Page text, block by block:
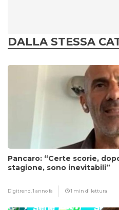
DALLA STESSA
Pancaro: “Certe scorie,
stagione, sono inevitabili”
Digitrend,1 anno fa 1 min di lettura